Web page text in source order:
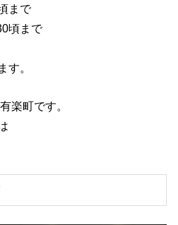
まで
頃まで
す。
楽町です。